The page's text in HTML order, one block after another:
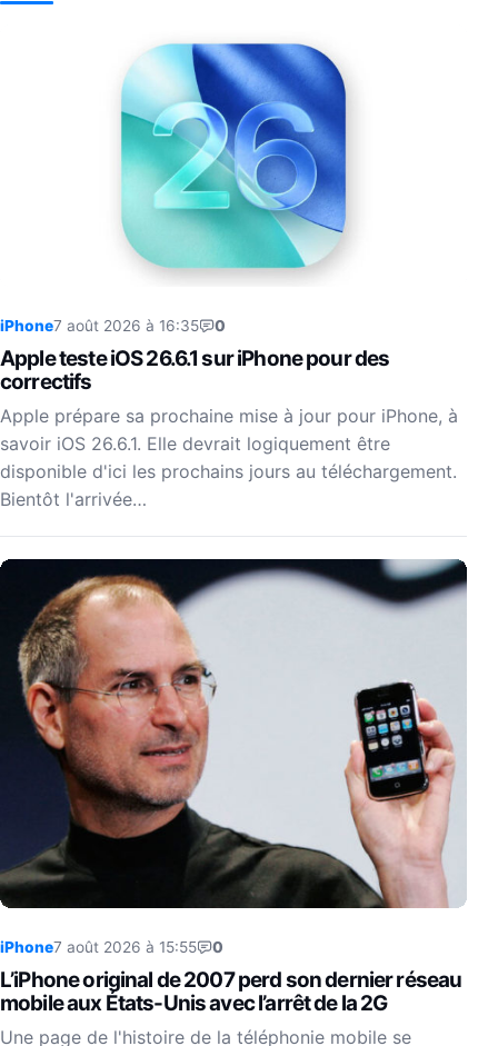
iPhone7 août 2026 à 16:35 0
Apple teste iOS 26.6.1 sur iPhone pour des
correctifs
Apple prépare sa prochaine mise à jour pour iPhone, à
savoir iOS 26.6.1. Elle devrait logiquement être
disponible d'ici les prochains jours au téléchargement.
Bientôt l'arrivée…
iPhone7 août 2026 à 15:55 0
L’iPhone original de 2007 perd son dernier réseau
mobile aux États-Unis avec l’arrêt de la 2G
Une page de l'histoire de la téléphonie mobile se